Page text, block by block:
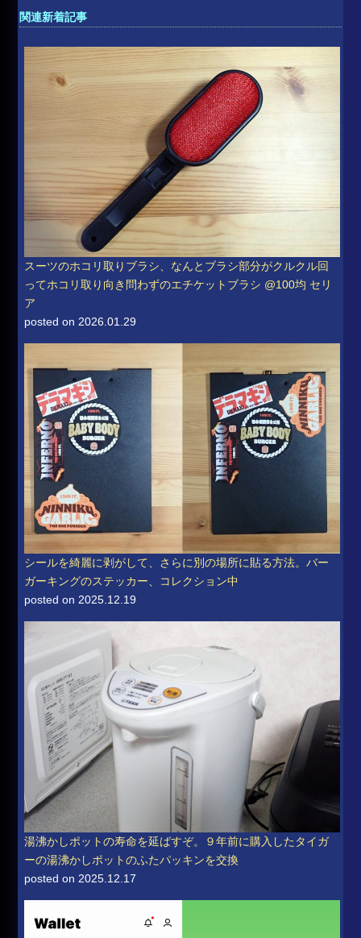
関連新着記事
スーツのホコリ取りブラシ、なんとブラシ部分がクルクル回
ってホコリ取り向き問わずのエチケットブラシ @100均 セリ
ア
posted on 2026.01.29
シールを綺麗に剥がして、さらに別の場所に貼る方法。バー
ガーキングのステッカー、コレクション中
posted on 2025.12.19
湯沸かしポットの寿命を延ばすぞ。９年前に購入したタイガ
ーの湯沸かしポットのふたパッキンを交換
posted on 2025.12.17